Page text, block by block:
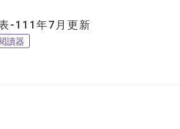
-111年7月更新
讀器